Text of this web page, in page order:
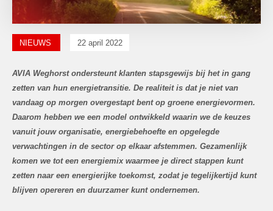
NIEUWS 22 april 2022
AVIA Weghorst ondersteunt klanten stapsgewijs bij het in gang
zetten van hun energietransitie. De realiteit is dat je niet van
vandaag op morgen overgestapt bent op groene energievormen.
Daarom hebben we een model ontwikkeld waarin we de keuzes
vanuit jouw organisatie, energiebehoefte en opgelegde
verwachtingen in de sector op elkaar afstemmen. Gezamenlijk
komen we tot een energiemix waarmee je direct stappen kunt
zetten naar een energierijke toekomst, zodat je tegelijkertijd kunt
blijven opereren en duurzamer kunt ondernemen.